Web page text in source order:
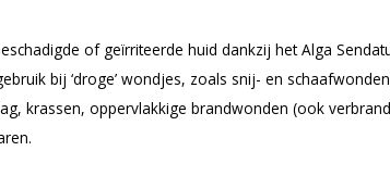
of geïrriteerde huid dankzij het Alga
bij ‘droge’ wondjes, zoals snij- en
krassen, oppervlakkige brandwonden (ook